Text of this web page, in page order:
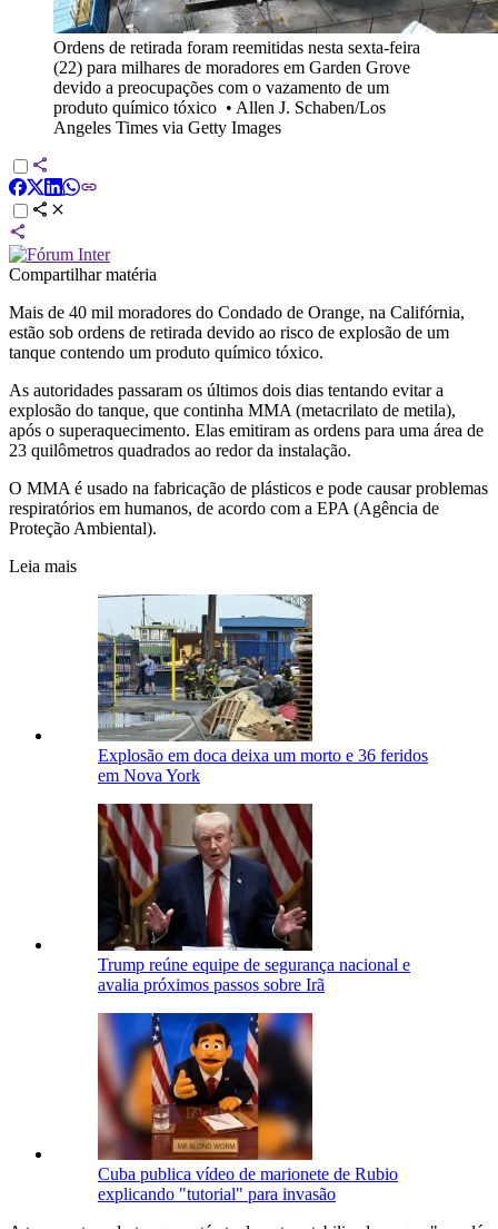
Ordens de retirada foram reemitidas nesta sexta-feira
(22) para milhares de moradores em Garden Grove
devido a preocupações com o vazamento de um
produto químico tóxico • Allen J. Schaben/Los
Angeles Times via Getty Images
Compartilhar matéria
Mais de 40 mil moradores do Condado de Orange, na Califórnia,
estão sob ordens de retirada devido ao risco de explosão de um
tanque contendo um produto químico tóxico.
As autoridades passaram os últimos dois dias tentando evitar a
explosão do tanque, que continha MMA (metacrilato de metila),
após o superaquecimento. Elas emitiram as ordens para uma área de
23 quilômetros quadrados ao redor da instalação.
O MMA é usado na fabricação de plásticos e pode causar problemas
respiratórios em humanos, de acordo com a EPA (Agência de
Proteção Ambiental).
Leia mais
Explosão em doca deixa um morto e 36 feridos
em Nova York
Trump reúne equipe de segurança nacional e
avalia próximos passos sobre Irã
Cuba publica vídeo de marionete de Rubio
explicando "tutorial" para invasão